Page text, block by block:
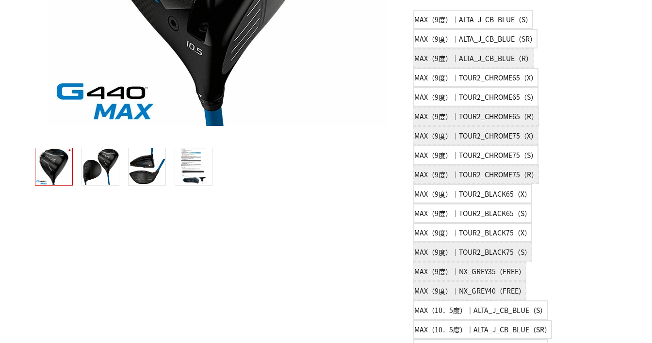
MAX（9度）｜ALTA_J_CB_BLUE（S）
MAX（9度）｜ALTA_J_CB_BLUE（SR）
MAX（9度）｜ALTA_J_CB_BLUE（R）
MAX（9度）｜TOUR2_CHROME65（X）
MAX（9度）｜TOUR2_CHROME65（S）
MAX（9度）｜TOUR2_CHROME65（R）
MAX（9度）｜TOUR2_CHROME75（X）
MAX（9度）｜TOUR2_CHROME75（S）
MAX（9度）｜TOUR2_CHROME75（R）
MAX（9度）｜TOUR2_BLACK65（X）
MAX（9度）｜TOUR2_BLACK65（S）
MAX（9度）｜TOUR2_BLACK75（X）
MAX（9度）｜TOUR2_BLACK75（S）
MAX（9度）｜NX_GREY35（FREE）
MAX（9度）｜NX_GREY40（FREE）
MAX（10．5度）｜ALTA_J_CB_BLUE（S）
MAX（10．5度）｜ALTA_J_CB_BLUE（SR）